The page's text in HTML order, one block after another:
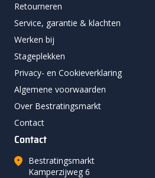
Retourneren
Service, garantie & klachten
Werken bij
Stageplekken
Privacy- en Cookieverklaring
Algemene voorwaarden
Over Bestratingsmarkt
Contact
Contact
Bestratingsmarkt
Kamperzijweg 6